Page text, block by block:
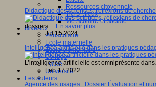
Ressources citoyenneté
Tiers - lieux
Vie scolaire et sociale
Niveaux
Périscolaire
Ecole maternelle
Ecole élémentaire
Collège
Lycée
Université
Les auteurs
Didactique des sciences, réflexions de
dossiers… En savoir plus...
Jul 15 2024
Intelligence artificielle dans les pratiques
L’intelligence artificielle est omniprésente
Feb 17 2022
Agence des usages : Dossier Évaluation et